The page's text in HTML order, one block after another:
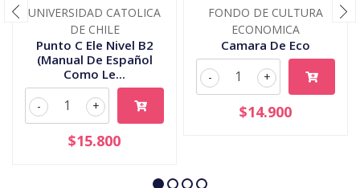
UNIVERSIDAD CATOLICA
DE CHILE
Punto C Ele Nivel B2
(Manual De Español
Como Le...
+
-
$15.800
FONDO DE CULTURA
ECONOMICA
Camara De Eco
+
-
$14.900